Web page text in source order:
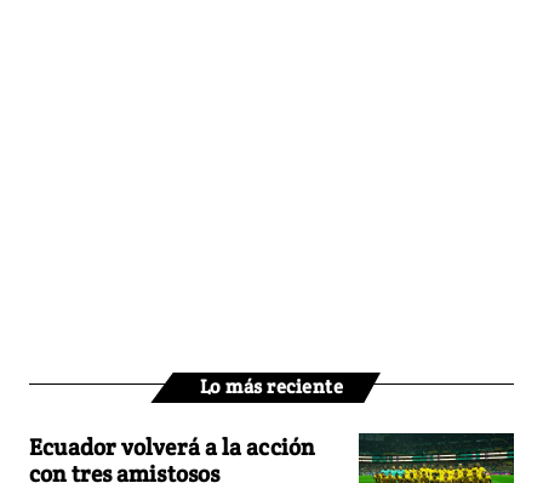
Lo más reciente
Ecuador volverá a la acción
con tres amistosos